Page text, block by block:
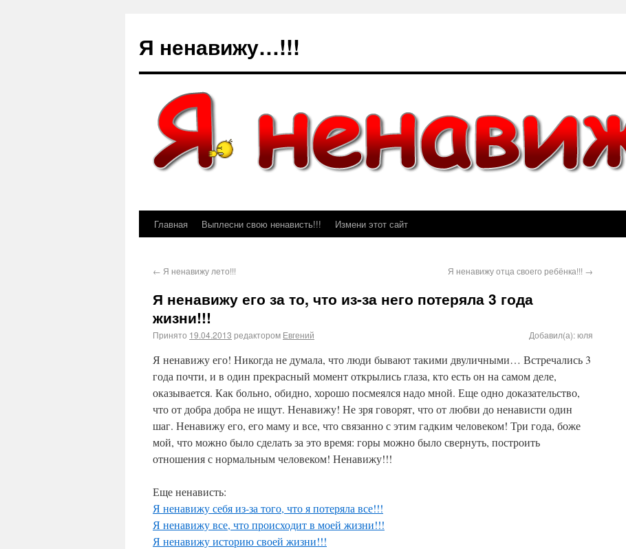
Я ненавижу…!!!
Главная Выплесни свою ненависть!!! Измени этот сайт
← Я ненавижу лето!!! Я ненавижу отца своего ребёнка!!! →
Я ненавижу его за то, что из-за него потеряла 3 года
жизни!!!
Принято 19.04.2013 редактором Евгений Добавил(а): юля
Я ненавижу его! Никогда не думала, что люди бывают такими двуличными… Встречались 3
года почти, и в один прекрасный момент открылись глаза, кто есть он на самом деле,
оказывается. Как больно, обидно, хорошо посмеялся надо мной. Еще одно доказательство,
что от добра добра не ищут. Ненавижу! Не зря говорят, что от любви до ненависти один
шаг. Ненавижу его, его маму и все, что связанно с этим гадким человеком! Три года, боже
мой, что можно было сделать за это время: горы можно было свернуть, построить
отношения с нормальным человеком! Ненавижу!!!
Еще ненависть:
Я ненавижу себя из-за того, что я потеряла все!!!
Я ненавижу все, что происходит в моей жизни!!!
Я ненавижу историю своей жизни!!!